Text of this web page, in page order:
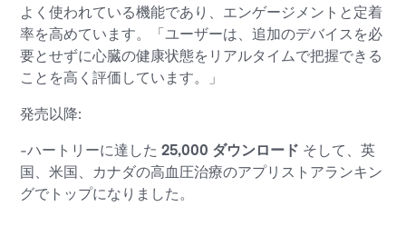
よく使われている機能であり、エンゲージメントと定着
率を高めています。「ユーザーは、追加のデバイスを必
要とせずに心臓の健康状態をリアルタイムで把握できる
ことを高く評価しています。」
発売以降:
-ハートリーに達した25,000 ダウンロード そして、英
国、米国、カナダの高血圧治療のアプリストアランキン
グでトップになりました。